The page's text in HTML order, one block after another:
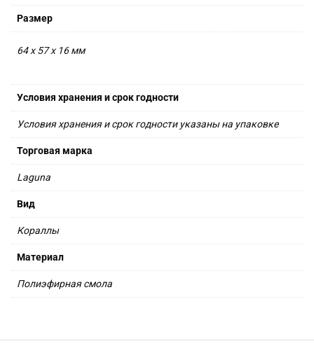
Размер
64 x 57 x 16 мм
Условия хранения и срок годности
Условия хранения и срок годности указаны на упаковке
Торговая марка
Laguna
Вид
Кораллы
Материал
Полиэфирная смола